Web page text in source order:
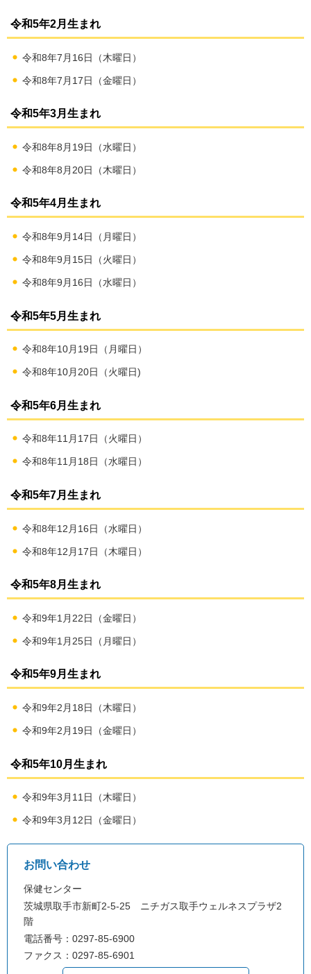
令和5年2月生まれ
令和8年7月16日（木曜日）
令和8年7月17日（金曜日）
令和5年3月生まれ
令和8年8月19日（水曜日）
令和8年8月20日（木曜日）
令和5年4月生まれ
令和8年9月14日（月曜日）
令和8年9月15日（火曜日）
令和8年9月16日（水曜日）
令和5年5月生まれ
令和8年10月19日（月曜日）
令和8年10月20日（火曜日)
令和5年6月生まれ
令和8年11月17日（火曜日）
令和8年11月18日（水曜日）
令和5年7月生まれ
令和8年12月16日（水曜日）
令和8年12月17日（木曜日）
令和5年8月生まれ
令和9年1月22日（金曜日）
令和9年1月25日（月曜日）
令和5年9月生まれ
令和9年2月18日（木曜日）
令和9年2月19日（金曜日）
令和5年10月生まれ
令和9年3月11日（木曜日）
令和9年3月12日（金曜日）
お問い合わせ
保健センター
茨城県取手市新町2-5-25 ニチガス取手ウェルネスプラザ2
階
電話番号：0297-85-6900
ファクス：0297-85-6901